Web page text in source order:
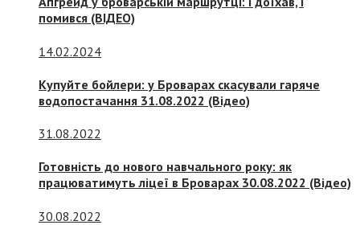
помився (ВІДЕО)
14.02.2024
Купуйте бойлери: у Броварах скасували гаряче
водопостачання 31.08.2022 (Відео)
31.08.2022
Готовність до нового навчального року: як
працюватимуть ліцеї в Броварах 30.08.2022 (Відео)
30.08.2022